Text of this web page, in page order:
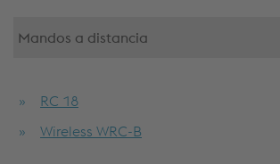
Mandos a distancia
RC 18
Wireless WRC-B